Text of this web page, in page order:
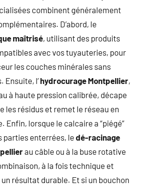
combinent généralement
D’abord, le
maîtrisé, utilisant des produits
avec vos tuyauteries, pour
les couches minérales sans
Ensuite, l’hydrocurage Montpellier,
à haute pression calibrée, décape
les résidus et remet le réseau en
Enfin, lorsque le calcaire a “piégé”
parties enterrées, le dé-racinage
au câble ou à la buse rotative
à la fois technique et
résultat durable. Et si un bouchon